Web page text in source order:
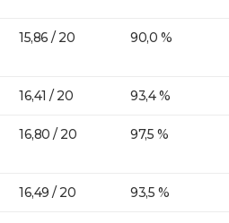
15,86 / 20 90,0 %
16,41 / 20 93,4 %
16,80 / 20 97,5 %
16,49 / 20 93,5 %